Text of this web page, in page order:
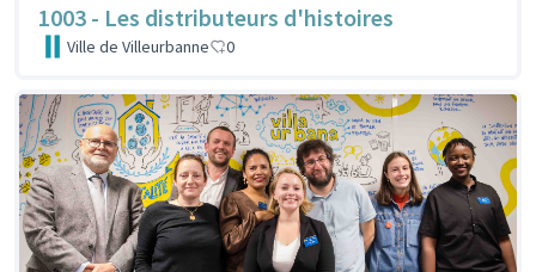
1003 - Les distributeurs d'histoires
Ville de Villeurbanne 0